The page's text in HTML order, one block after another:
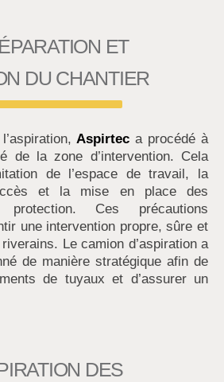
ET
DU CHANTIER
Aspirtec a procédé à
de la zone d’intervention. Cela
de l’espace de travail, la
et la mise en place des
protection. Ces précautions
une intervention propre, sûre et
Le camion d’aspiration a
de manière stratégique afin de
de tuyaux et d’assurer un
DES